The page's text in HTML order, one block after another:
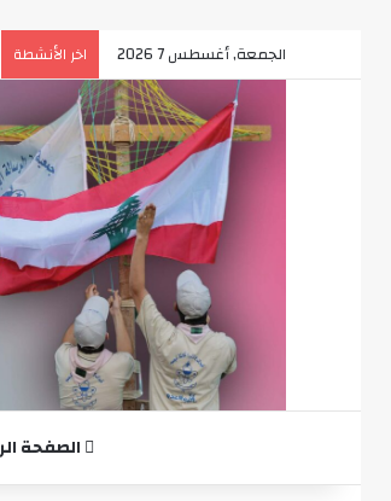
الجمعة, أغسطس 7 2026 اخر الأنشطة
الصفحة